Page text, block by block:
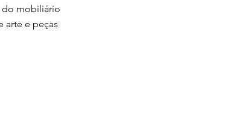
do mobiliário
arte e peças